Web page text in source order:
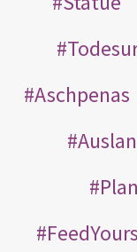
Aschpenas